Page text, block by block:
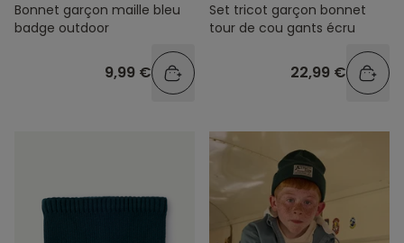
Bonnet garçon maille bleu
badge outdoor
9,99 €
Set tricot garçon bonnet
tour de cou gants écru
22,99 €